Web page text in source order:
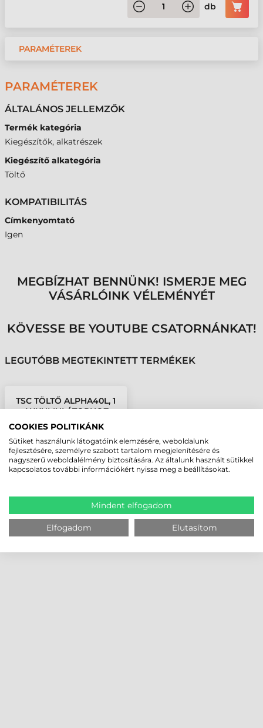
db
PARAMÉTEREK
PARAMÉTEREK
ÁLTALÁNOS JELLEMZŐK
Termék kategória
Kiegészítők, alkatrészek
Kiegészítő alkategória
Töltő
KOMPATIBILITÁS
Címkenyomtató
Igen
MEGBÍZHAT BENNÜNK! ISMERJE MEG
VÁSÁRLÓINK VÉLEMÉNYÉT
KÖVESSE BE YOUTUBE CSATORNÁNKAT!
LEGUTÓBB MEGTEKINTETT TERMÉKEK
TSC TÖLTŐ ALPHA40L, 1
AKKUMULÁTORHOZ
COOKIES POLITIKÁNK
Sütiket használunk látogatóink elemzésére, weboldalunk
fejlesztésére, személyre szabott tartalom megjelenítésére és
nagyszerű weboldalélmény biztosítására. Az általunk használt sütikkel
kapcsolatos további információkért nyissa meg a beállításokat.
Mindent elfogadom
Elfogadom Elutasítom